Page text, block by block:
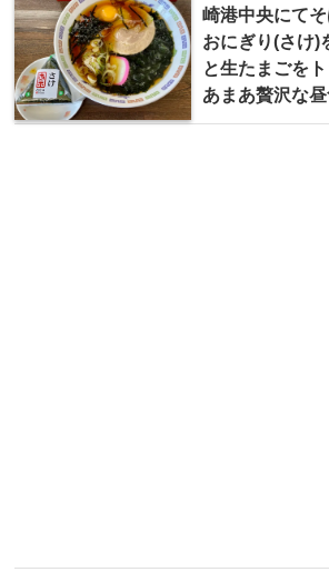
崎港中央にて
おにぎり(さけ)
と生たまごを
あまあ贅沢な